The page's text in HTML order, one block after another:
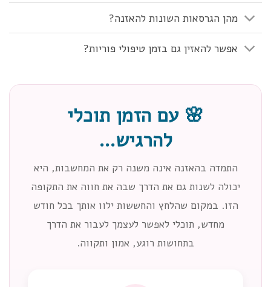
מהן הגרסאות השונות להאזנה?
אפשר להאזין גם בזמן טיפולי פוריות?
🌸 עם הזמן תוכלי
להרגיש…
התמדה בהאזנה אינה משנה רק את המחשבות, היא
יכולה לשנות גם את הדרך שבה את חווה את התקופה
הזו. במקום שהלחץ והחששות ילוו אותך בכל חודש
מחדש, תוכלי לאפשר לעצמך לעבור את הדרך
בתחושות רוגע, אמון ותקווה.